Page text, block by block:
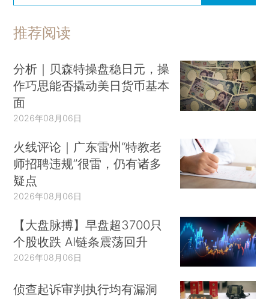
推荐阅读
分析｜贝森特操盘稳日元，操
作巧思能否撬动美日货币基本
面
2026年08月06日
火线评论｜广东雷州“特教老
师招聘违规”很雷，仍有诸多
疑点
2026年08月06日
【大盘脉搏】早盘超3700只
个股收跌 AI链条震荡回升
2026年08月06日
侦查起诉审判执行均有漏洞